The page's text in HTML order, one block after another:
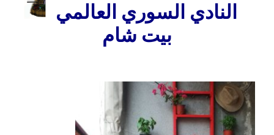
النادي السوري العالمي
بيت شام